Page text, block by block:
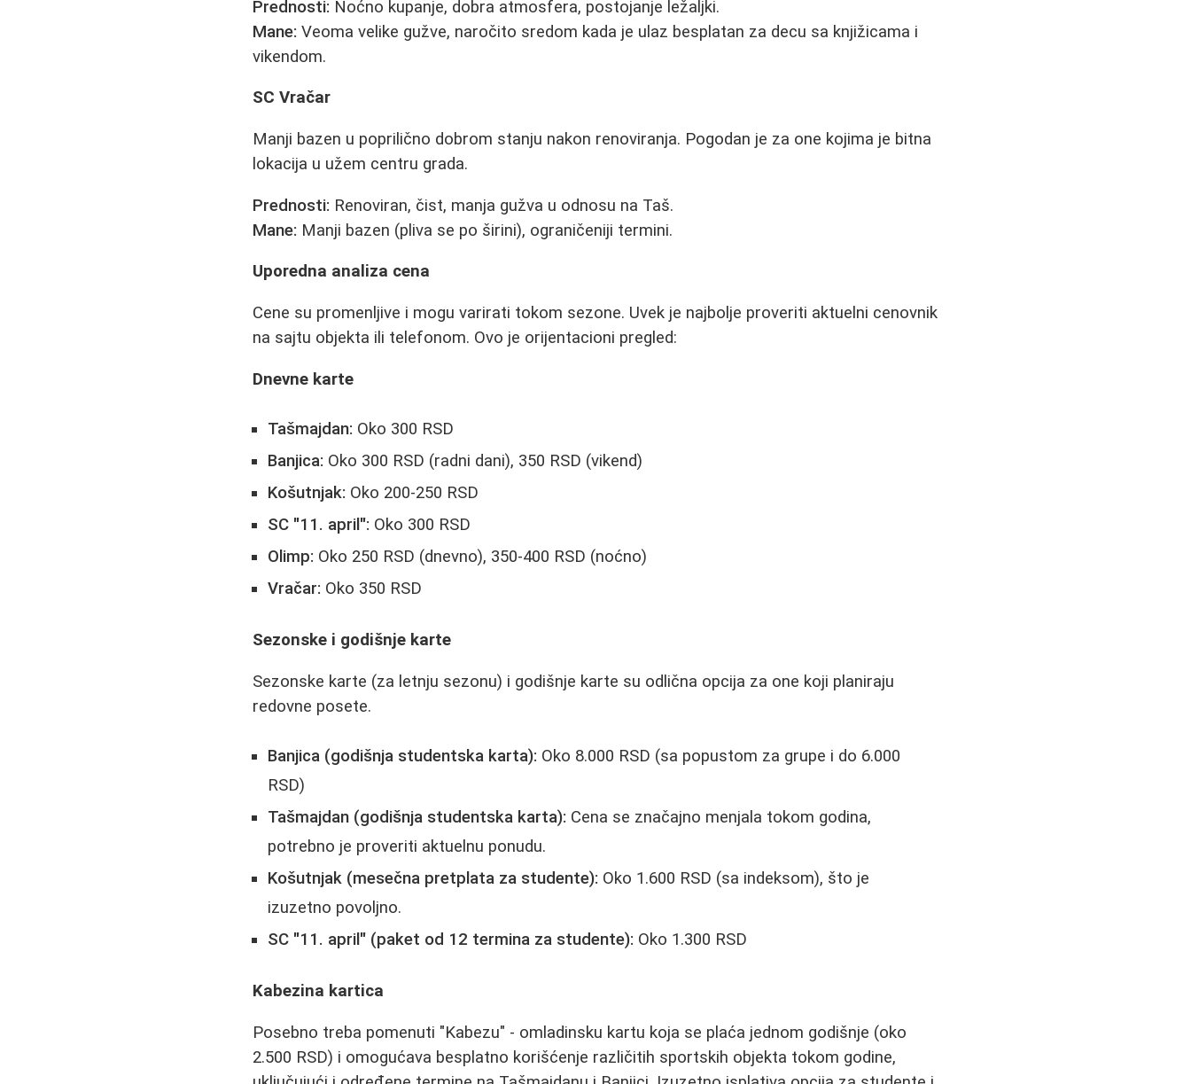
Prednosti: Noćno kupanje, dobra atmosfera, postojanje ležaljki.
Mane: Veoma velike gužve, naročito sredom kada je ulaz besplatan za decu sa knjižicama i
vikendom.
SC Vračar
Manji bazen u poprilično dobrom stanju nakon renoviranja. Pogodan je za one kojima je bitna
lokacija u užem centru grada.
Prednosti: Renoviran, čist, manja gužva u odnosu na Taš.
Mane: Manji bazen (pliva se po širini), ograničeniji termini.
Uporedna analiza cena
Cene su promenljive i mogu varirati tokom sezone. Uvek je najbolje proveriti aktuelni cenovnik
na sajtu objekta ili telefonom. Ovo je orijentacioni pregled:
Dnevne karte
Tašmajdan: Oko 300 RSD
Banjica: Oko 300 RSD (radni dani), 350 RSD (vikend)
Košutnjak: Oko 200-250 RSD
SC "11. april": Oko 300 RSD
Olimp: Oko 250 RSD (dnevno), 350-400 RSD (noćno)
Vračar: Oko 350 RSD
Sezonske i godišnje karte
Sezonske karte (za letnju sezonu) i godišnje karte su odlična opcija za one koji planiraju
redovne posete.
Banjica (godišnja studentska karta): Oko 8.000 RSD (sa popustom za grupe i do 6.000
RSD)
Tašmajdan (godišnja studentska karta): Cena se značajno menjala tokom godina,
potrebno je proveriti aktuelnu ponudu.
Košutnjak (mesečna pretplata za studente): Oko 1.600 RSD (sa indeksom), što je
izuzetno povoljno.
SC "11. april" (paket od 12 termina za studente): Oko 1.300 RSD
Kabezina kartica
Posebno treba pomenuti "Kabezu" - omladinsku kartu koja se plaća jednom godišnje (oko
2.500 RSD) i omogućava besplatno korišćenje različitih sportskih objekta tokom godine,